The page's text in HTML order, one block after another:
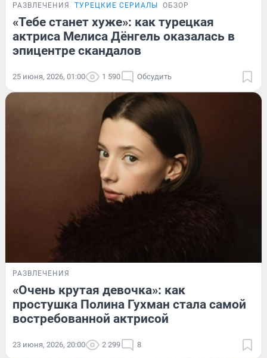
РАЗВЛЕЧЕНИЯ ТУРЕЦКИЕ СЕРИАЛЫ ОБЗОР
«Тебе станет хуже»: как турецкая
актриса Мелиса Дёнгель оказалась в
эпицентре скандалов
25 июня, 2026, 01:00 1 590 Обсудить
РАЗВЛЕЧЕНИЯ
«Очень крутая девочка»: как
простушка Полина Гухман стала самой
востребованной актрисой
23 июня, 2026, 20:00 2 299 8